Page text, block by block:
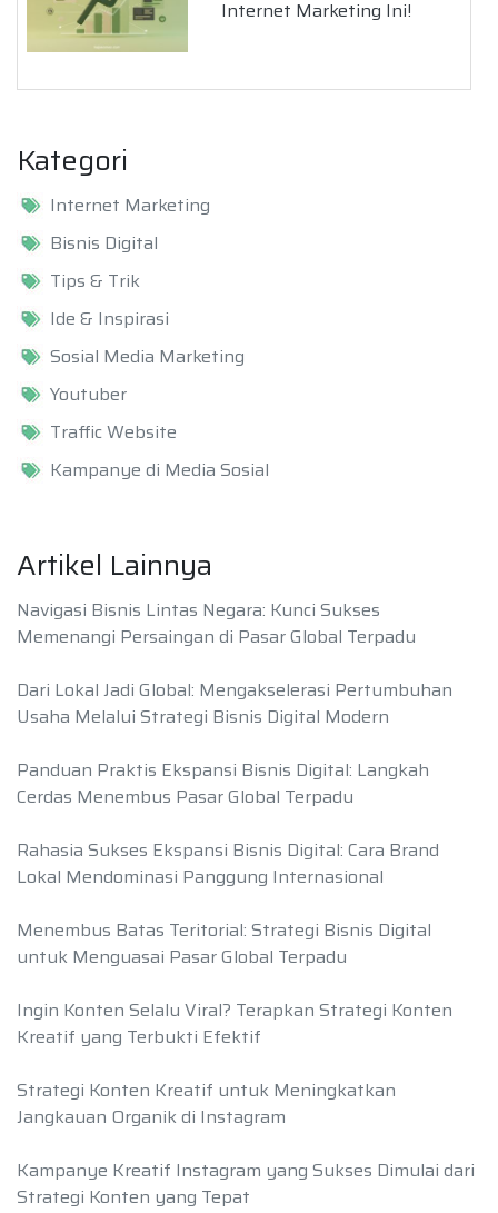
Internet Marketing Ini!
Kategori
Internet Marketing
Bisnis Digital
Tips & Trik
Ide & Inspirasi
Sosial Media Marketing
Youtuber
Traffic Website
Kampanye di Media Sosial
Artikel Lainnya
Navigasi Bisnis Lintas Negara: Kunci Sukses
Memenangi Persaingan di Pasar Global Terpadu
Dari Lokal Jadi Global: Mengakselerasi Pertumbuhan
Usaha Melalui Strategi Bisnis Digital Modern
Panduan Praktis Ekspansi Bisnis Digital: Langkah
Cerdas Menembus Pasar Global Terpadu
Rahasia Sukses Ekspansi Bisnis Digital: Cara Brand
Lokal Mendominasi Panggung Internasional
Menembus Batas Teritorial: Strategi Bisnis Digital
untuk Menguasai Pasar Global Terpadu
Ingin Konten Selalu Viral? Terapkan Strategi Konten
Kreatif yang Terbukti Efektif
Strategi Konten Kreatif untuk Meningkatkan
Jangkauan Organik di Instagram
Kampanye Kreatif Instagram yang Sukses Dimulai dari
Strategi Konten yang Tepat